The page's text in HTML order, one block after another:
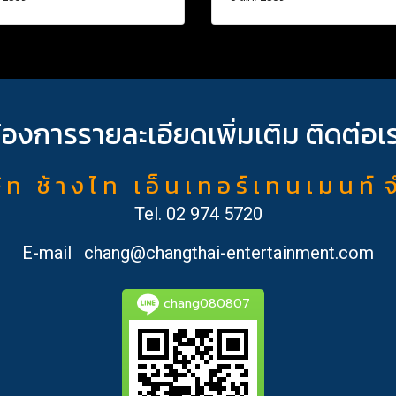
งการรายละเอียดเพิ่มเติม ติดต่อเ
ท ช้ า ง ไ ท เ อ็ น เ ท อ ร์ เ ท น เ ม น ท์
Tel. 02 974 5720
E-mail
chang@changthai-entertainment.com
chang080807